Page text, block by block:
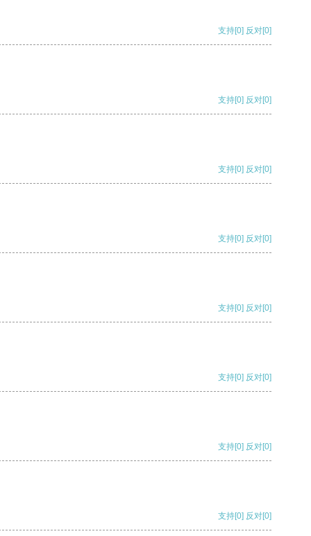
支持[0] 反对[0]
支持[0] 反对[0]
支持[0] 反对[0]
支持[0] 反对[0]
支持[0] 反对[0]
支持[0] 反对[0]
支持[0] 反对[0]
支持[0] 反对[0]